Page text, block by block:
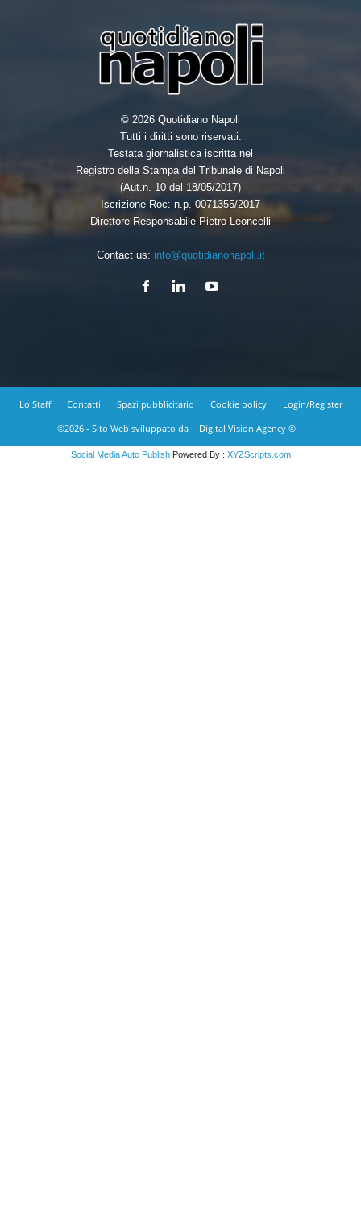
© 2026 Quotidiano Napoli
Tutti i diritti sono riservati.
Testata giornalistica iscritta nel
Registro della Stampa del Tribunale di Napoli
(Aut.n. 10 del 18/05/2017)
Iscrizione Roc: n.p. 0071355/2017
Direttore Responsabile Pietro Leoncelli
Contact us: info@quotidianonapoli.it
Lo Staff Contatti Spazi pubblicitario Cookie policy
Login/Register
©2026 - Sito Web sviluppato da
Digital Vision Agency ©
Social Media Auto PublishPowered By : XYZScripts.com